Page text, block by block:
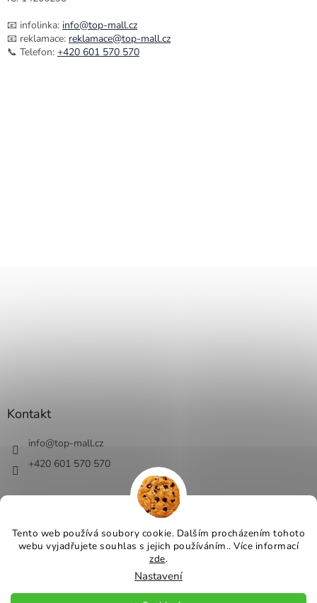
Tento web používá soubory cookie. Dalším procházením tohoto
webu vyjadřujete souhlas s jejich používáním.. Více informací
zde.
Nastavení
📧 infolinka: info@top-mall.cz
📧 reklamace: reklamace@top-mall.cz
📞 Telefon: +420 601 570 570
Kontakt
info@top-mall.cz
+420 601 570 570
Vytvořil Shoptet